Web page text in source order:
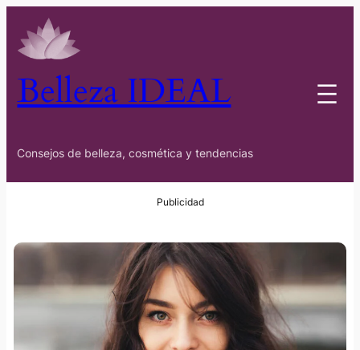
Belleza IDEAL
Consejos de belleza, cosmética y tendencias